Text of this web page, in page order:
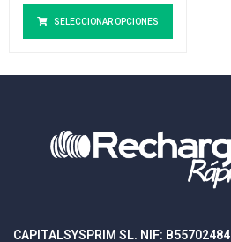
SELECCIONAR OPCIONES
CAPITALSYSPRIM SL. NIF: B55702484